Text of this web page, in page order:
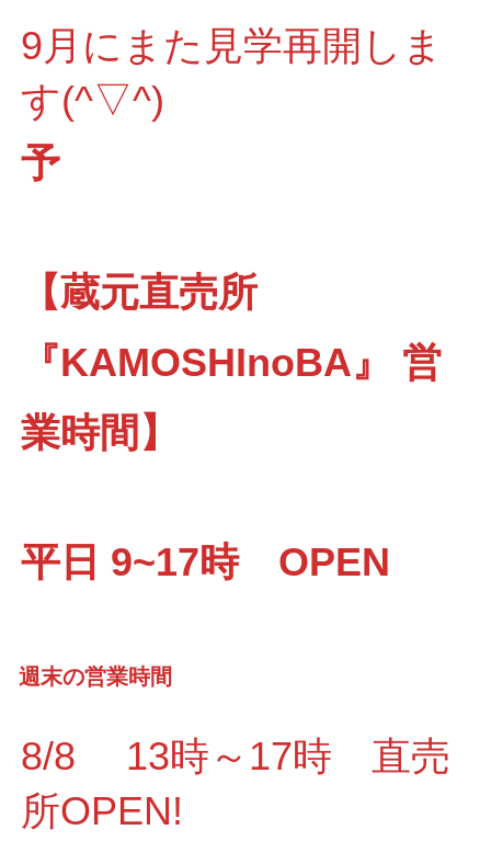
9月にまた見学再開しま
す(^▽^)
予
【蔵元直売所
『KAMOSHInoBA』 営
業時間】
平日 9~17時 OPEN
週末の営業時間
8/8 13時～17時 直売
所OPEN!